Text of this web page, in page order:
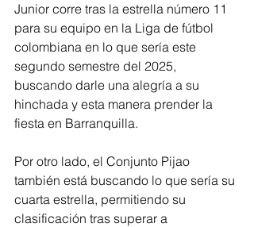
Junior corre tras la estrella número 11
para su equipo en la Liga de fútbol
colombiana en lo que sería este
segundo semestre del 2025,
buscando darle una alegría a su
hinchada y esta manera prender la
fiesta en Barranquilla.
Por otro lado, el Conjunto Pijao
también está buscando lo que sería su
cuarta estrella, permitiendo su
clasificación tras superar a